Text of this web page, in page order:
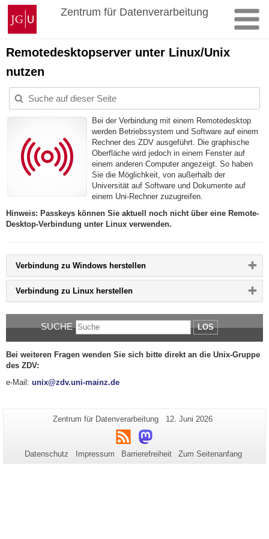
Zum
Inhalt
springen
Johannes
Gutenberg-
Universität
Mainz
Zentrum für Datenverarbeitung
Remotedesktopserver unter Linux/Unix
nutzen
Bei der Verbindung mit einem Remotedesktop
werden Betriebssystem und Software auf einem
Rechner des ZDV ausgeführt. Die graphische
Oberfläche wird jedoch in einem Fenster auf
einem anderen Computer angezeigt. So haben
Sie die Möglichkeit, von außerhalb der
Universität auf Software und Dokumente auf
einem Uni-Rechner zuzugreifen.
Hinweis: Passkeys können Sie aktuell noch nicht über eine Remote-
Desktop-Verbindung unter Linux verwenden.
Verbindung zu Windows herstellenBitte
Button
klicken,
Inhalt
erweitern
zu
Verbindung zu Linux herstellenBitte
Button
zu
erweitern
bzw.
SUCHE LOS
Bei weiteren Fragen wenden Sie sich bitte direkt an die Unix-Gruppe
des ZDV:
e-Mail: unix@zdv.uni-mainz.de
Zusätzliche
Informationen
zu
dieser
Seiten-
Zentrum für Datenverarbeitung
Letzte
12. Juni 2026
RSS Mastodon
Datenschutz Impressum Barrierefreiheit Zum Seitenanfang